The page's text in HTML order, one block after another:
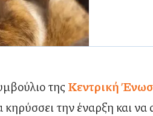
της Κεντρική
κηρύσσει την έναρξη και να